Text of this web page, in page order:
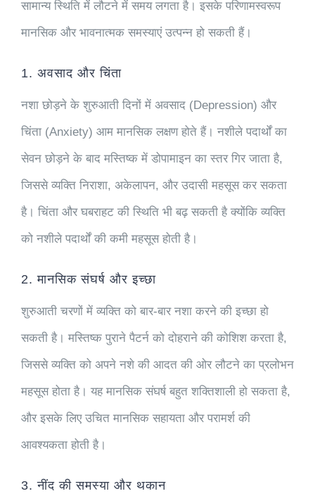
सामान्य स्थिति में लौटने में समय लगता है। इसके परिणामस्वरूप
मानसिक और भावनात्मक समस्याएं उत्पन्न हो सकती हैं।
1. अवसाद और चिंता
नशा छोड़ने के शुरुआती दिनों में अवसाद (Depression) और
चिंता (Anxiety) आम मानसिक लक्षण होते हैं। नशीले पदार्थों का
सेवन छोड़ने के बाद मस्तिष्क में डोपामाइन का स्तर गिर जाता है,
जिससे व्यक्ति निराशा, अकेलापन, और उदासी महसूस कर सकता
है। चिंता और घबराहट की स्थिति भी बढ़ सकती है क्योंकि व्यक्ति
को नशीले पदार्थों की कमी महसूस होती है।
2. मानसिक संघर्ष और इच्छा
शुरुआती चरणों में व्यक्ति को बार-बार नशा करने की इच्छा हो
सकती है। मस्तिष्क पुराने पैटर्न को दोहराने की कोशिश करता है,
जिससे व्यक्ति को अपने नशे की आदत की ओर लौटने का प्रलोभन
महसूस होता है। यह मानसिक संघर्ष बहुत शक्तिशाली हो सकता है,
और इसके लिए उचित मानसिक सहायता और परामर्श की
आवश्यकता होती है।
3. नींद की समस्या और थकान